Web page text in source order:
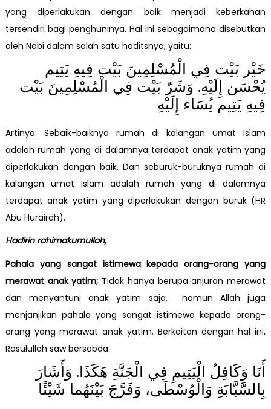
yang diperlakukan dengan baik menjadi keberkahan
tersendiri bagi penghuninya. Hal ini sebagaimana disebutkan
oleh Nabi dalam salah satu haditsnya, yaitu:
خَيْر بَيْت فِي الْمُسْلِمِينَ بَيْت فِيهِ يَتِيم
يُحْسَن إِلَيْهِ. وَشَرّ بَيْت فِي الْمُسْلِمِينَ بَيْت
فِيهِ يَتِيم يُسَاء إِلَيْهِ
Artinya: Sebaik-baiknya rumah di kalangan umat Islam
adalah rumah yang di dalamnya terdapat anak yatim yang
diperlakukan dengan baik. Dan seburuk-buruknya rumah di
kalangan umat Islam adalah rumah yang di dalamnya
terdapat anak yatim yang diperlakukan dengan buruk (HR
Abu Hurairah).
Hadirin rahimakumullah,
Pahala yang sangat istimewa kepada orang-orang yang
merawat anak yatim; Tidak hanya berupa anjuran merawat
dan menyantuni anak yatim saja, namun Allah juga
menjanjikan pahala yang sangat istimewa kepada orang-
orang yang merawat anak yatim. Berkaitan dengan hal ini,
Rasulullah saw bersabda:
أَنَا وَكَافِلُ الْيَتِيمِ فِي الْجَنَّةِ هَكَذَا. وَأَشَارَ
بِالسَّبَّابَةِ وَالْوُسْطَى، وَفَرَّجَ بَيْنَهُما شَيْئًا